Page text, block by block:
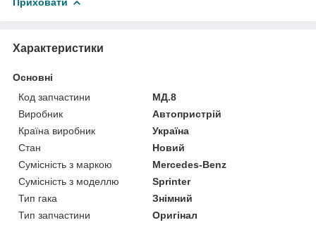
Характеристики
Основні
Код запчастини
МД.8
Виробник
Автопристрій
Країна виробник
Україна
Стан
Новий
Сумісність з маркою
Mercedes-Benz
Сумісність з моделлю
Sprinter
Тип гака
Знімний
Тип запчастини
Оригінал